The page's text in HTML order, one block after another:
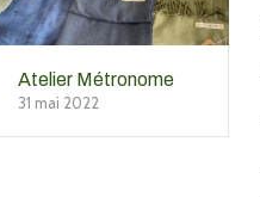
Atelier Métronome
31 mai 2022